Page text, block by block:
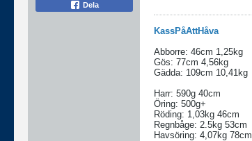
Dela
KassPåAttHåva
Abborre: 46cm 1,25kg
Gös: 77cm 4,56kg
Gädda: 109cm 10,41kg
Harr: 590g 40cm
Öring: 500g+
Röding: 1,03kg 46cm
Regnbåge: 2.5kg 53cm
Havsöring: 4,07kg 78cm